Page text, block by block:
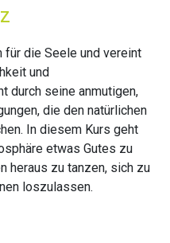
für die Seele und vereint
und
durch seine anmutigen,
die den natürlichen
In diesem Kurs geht
etwas Gutes zu
heraus zu tanzen, sich zu
loszulassen.